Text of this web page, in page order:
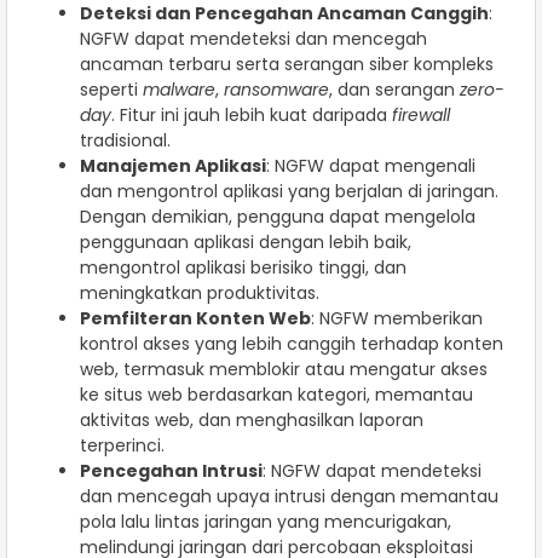
Deteksi dan Pencegahan Ancaman Canggih:
NGFW dapat mendeteksi dan mencegah
ancaman terbaru serta serangan siber kompleks
seperti malware, ransomware, dan serangan zero-
day. Fitur ini jauh lebih kuat daripada firewall
tradisional.
Manajemen Aplikasi: NGFW dapat mengenali
dan mengontrol aplikasi yang berjalan di jaringan.
Dengan demikian, pengguna dapat mengelola
penggunaan aplikasi dengan lebih baik,
mengontrol aplikasi berisiko tinggi, dan
meningkatkan produktivitas.
Pemfilteran Konten Web: NGFW memberikan
kontrol akses yang lebih canggih terhadap konten
web, termasuk memblokir atau mengatur akses
ke situs web berdasarkan kategori, memantau
aktivitas web, dan menghasilkan laporan
terperinci.
Pencegahan Intrusi: NGFW dapat mendeteksi
dan mencegah upaya intrusi dengan memantau
pola lalu lintas jaringan yang mencurigakan,
melindungi jaringan dari percobaan eksploitasi